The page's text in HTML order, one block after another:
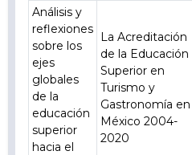
Análisis y
reflexiones
sobre los
ejes
globales
de la
educación
superior
hacia el
La Acreditación
de la Educación
Superior en
Turismo y
Gastronomía en
México 2004-
2020